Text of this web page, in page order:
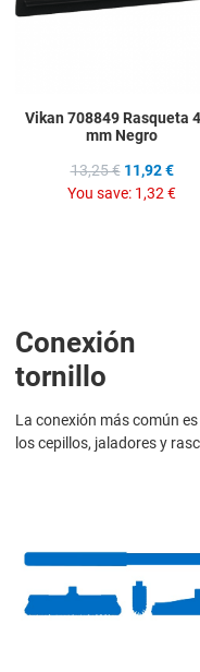
Vikan 708849 Rasqueta
mm Negro
13,25 € 11,92 €
You save: 1,32 €
Conexión
tornillo
La conexión más común
los cepillos, jaladores y